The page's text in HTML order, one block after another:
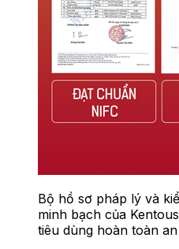
Bộ hồ sơ pháp lý và
minh bạch của
tiêu dùng hoàn toàn an